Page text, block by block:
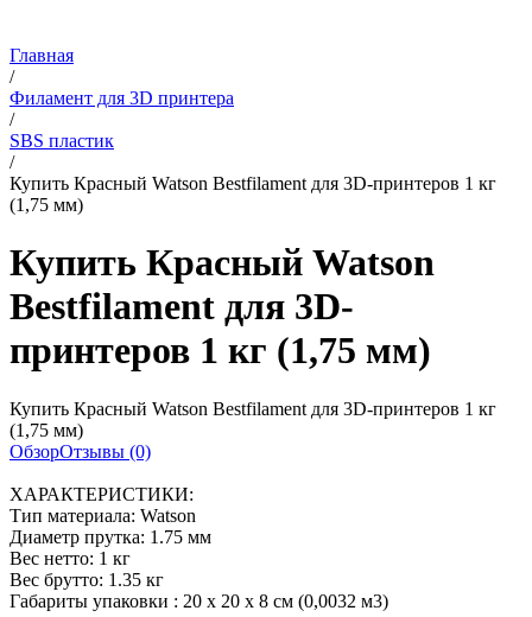
Главная
/
Филамент для 3D принтера
/
SBS пластик
/
Купить Красный Watson Bestfilament для 3D-принтеров 1 кг
(1,75 мм)
Купить Красный Watson
Bestfilament для 3D-
принтеров 1 кг (1,75 мм)
Купить Красный Watson Bestfilament для 3D-принтеров 1 кг
(1,75 мм)
ОбзорОтзывы (0)
ХАРАКТЕРИСТИКИ:
Тип материала: Watson
Диаметр прутка: 1.75 мм
Вес нетто: 1 кг
Вес брутто: 1.35 кг
Габариты упаковки : 20 х 20 х 8 см (0,0032 м3)